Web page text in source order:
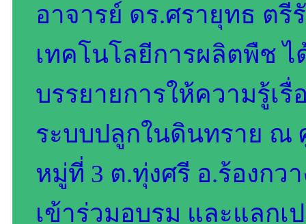
อาจารย์ ดร.ศรายุทธ ต
เทคโนโลยีการผลิตพืช
บรรยายการให้ความรู้เ
ระบบปลูกในดินทราย ณ
หมู่ที่ 3 ต.ทุ่งศรี อ.ร้องกว
เข้าร่วมอบรม และแลก